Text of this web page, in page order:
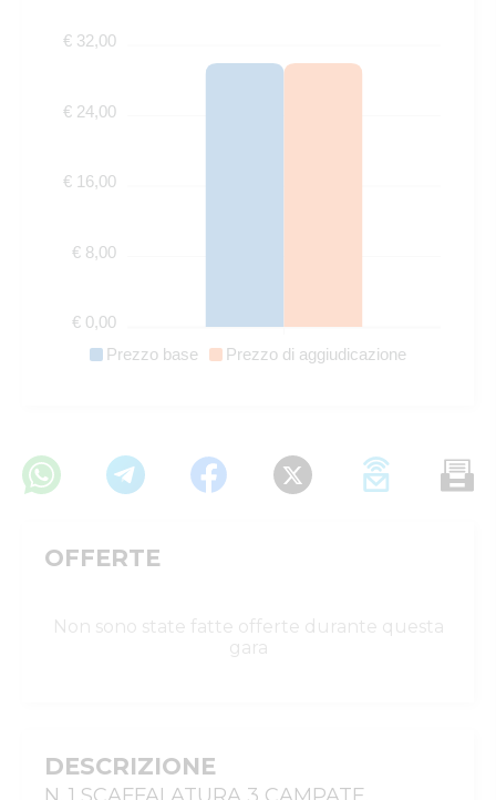
Prezzo base Prezzo di aggiudicazione
€ 32,00
€ 24,00
€ 16,00
€ 8,00
€ 0,00
OFFERTE
Non sono state fatte offerte durante questa
gara
DESCRIZIONE